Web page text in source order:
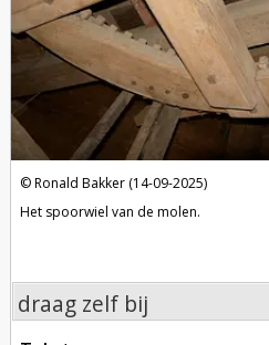
Ronald Bakker (14-09-2025)
Het spoorwiel van de molen.
draag zelf bij